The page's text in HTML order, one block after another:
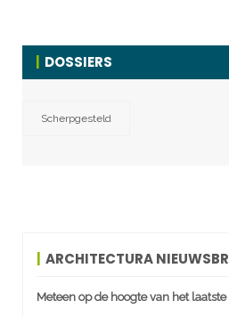
DOSSIERS
Scherpgesteld
ARCHITECTURA
Meteen op de hoogte van het